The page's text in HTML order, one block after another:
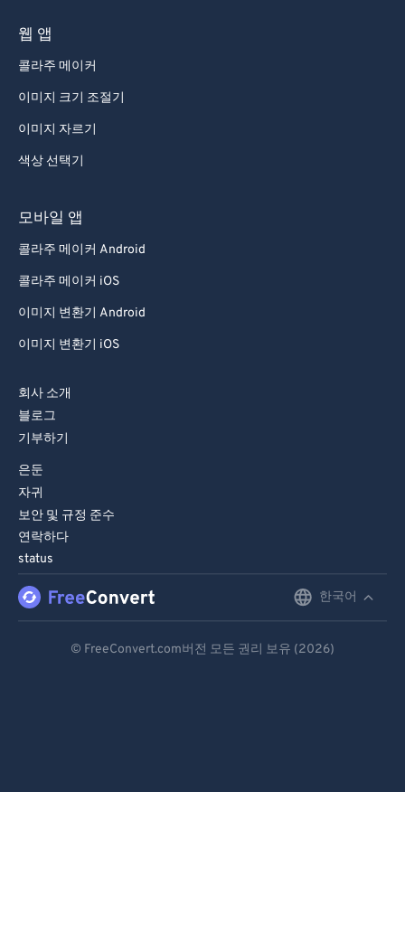
웹 앱
콜라주 메이커
이미지 크기 조절기
이미지 자르기
색상 선택기
모바일 앱
콜라주 메이커 Android
콜라주 메이커 iOS
이미지 변환기 Android
이미지 변환기 iOS
회사 소개
블로그
기부하기
은둔
자귀
보안 및 규정 준수
연락하다
status
한국어
© FreeConvert.com버전 모든 권리 보유 (2026)